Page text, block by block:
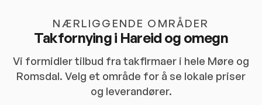
NÆRLIGGENDE OMRÅDER
Takfornying i Hareid og omegn
Vi formidler tilbud fra takfirmaer i hele Møre og
Romsdal. Velg et område for å se lokale priser
og leverandører.